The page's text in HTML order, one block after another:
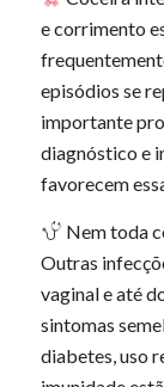
e corrimento
episódios se
importante
diagnóstico e
favorecem
Nem toda
Outras
vaginal e até
sintomas
diabetes, uso